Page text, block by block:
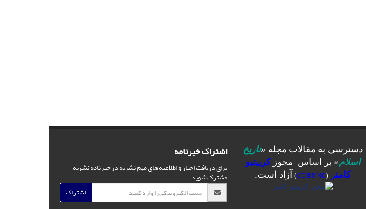
دسترسی به مقالات مجله «تاریخ
اسلام» بر اساس مجوزکرییتیو
کامنز
(
CC BY-NC
) آزاد است.
اشتراک خبرنامه
برای دریافت اخبار و اطلاعیه های مهم نشریه در خبرنامه نشریه
مشترک شوید.
اشتراک